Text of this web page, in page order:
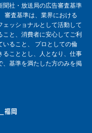
聞社・放送局の広告審査基準
審査基準は、業界における
ッショナルとして活動して
こと、消費者に安心してご利
いること、 プロとしての倫
こととし、人となり、仕事
基準を満たした方のみを掲